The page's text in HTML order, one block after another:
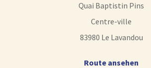
Quai Baptistin Pins
Centre-ville
83980 Le Lavandou
Route ansehen